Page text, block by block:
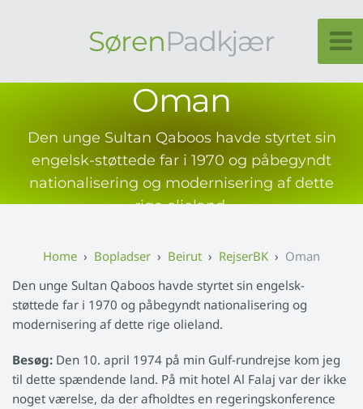
SørenPadkjær
Oman
Den unge Sultan Qaboos havde styrtet sin
engelsk-støttede far i 1970 og påbegyndt
nationalisering og modernisering af dette
rige olieland.
Bopladser Beirut RejserBK
Oman
Den unge Sultan Qaboos havde styrtet sin engelsk-
støttede far i 1970 og påbegyndt nationalisering og
modernisering af dette rige olieland.
Besøg: Den 10. april 1974 på min Gulf-rundrejse kom jeg
til dette spændende land. På mit hotel Al Falaj var der ikke
noget værelse, da der afholdtes en regeringskonference